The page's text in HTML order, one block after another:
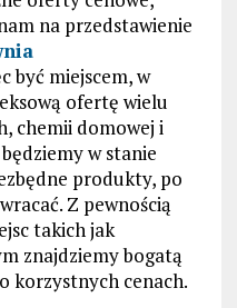
na przedstawienie
być miejscem, w
ofertę wielu
chemii domowej i
w stanie
produkty, po
Z pewnością
takich jak
znajdziemy bogatą
korzystnych cenach.